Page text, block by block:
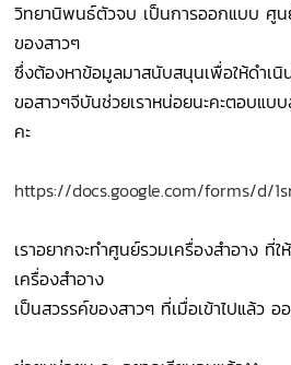
วิทยานิพนธ์ตัวจบ เป็นการออกแบบ ศูน
ของสาวๆ
ซึ่งต้องหาข้อมูลมาสนับสนุนเพื่อให้ดำเนิ
ขอสาวๆจีบันช่วยเราหน่อยนะคะตอบแบ
คะ
https://docs.google.com/forms/d/
เราอยากจะทำศูนย์รวมเครื่องสำอาง ที่
เครื่องสำอาง
เป็นสวรรค์ของสาวๆ ที่เมื่อเข้าไปแล้ว